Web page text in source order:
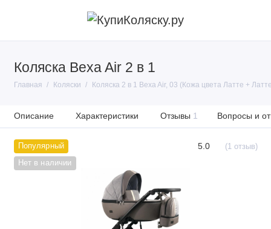
Коляска Bexa Air 2 в 1
Главная Коляски Коляска 2 в 1 Bexa Air, 03 (Кожа цвета Латте +
Описание Характеристики Отзывы 1 Вопросы и
Популярный
Нет в наличии
5.0 (1 отзыв)